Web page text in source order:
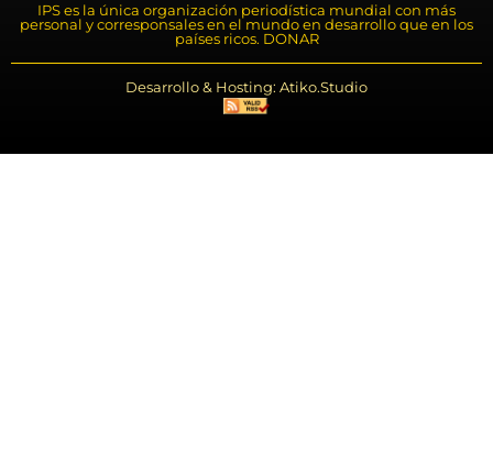
IPS es la única organización periodística mundial con más
personal y corresponsales en el mundo en desarrollo que en los
países ricos. DONAR
Desarrollo & Hosting: Atiko.Studio